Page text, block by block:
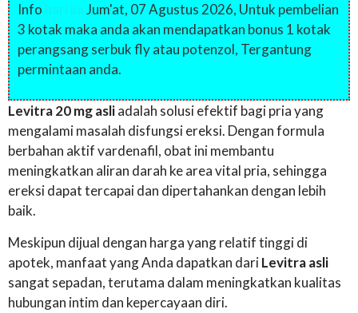
Info
Jum'at, 07 Agustus 2026, Untuk pembelian
3 kotak maka anda akan mendapatkan bonus 1 kotak
perangsang serbuk fly atau potenzol, Tergantung
permintaan anda.
Levitra 20 mg asliadalah solusi efektif bagi pria yang
mengalami masalah disfungsi ereksi. Dengan formula
berbahan aktif vardenafil, obat ini membantu
meningkatkan aliran darah ke area vital pria, sehingga
ereksi dapat tercapai dan dipertahankan dengan lebih
baik.
Meskipun dijual dengan harga yang relatif tinggi di
apotek, manfaat yang Anda dapatkan dariLevitra asli
sangat sepadan, terutama dalam meningkatkan kualitas
hubungan intim dan kepercayaan diri.